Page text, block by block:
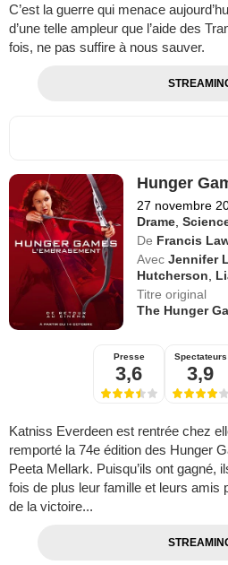
C’est la guerre qui menace
d’une telle ampleur que l’aide des
fois, ne pas suffire à nous sauver.
Hunger
27 novembre
Drame ,
De Francis
Avec Jennifer
Hutcherson
Titre original
The Hunger
Presse
3,6
Spectateurs
3,9
Katniss Everdeen est rentrée chez
remporté la 74e édition des Hunger
Peeta Mellark. Puisqu’ils ont gagné,
fois de plus leur famille et leurs amis
de la victoire...